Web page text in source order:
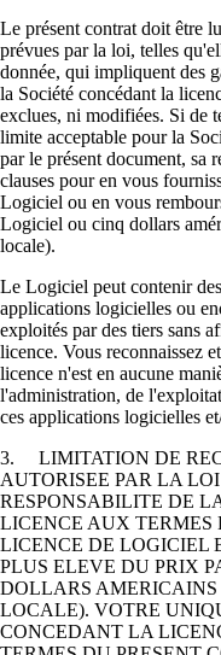
Le présent contrat doit être
prévues par la loi, telles
donnée, qui impliquent des
la Société concédant la
exclues, ni modifiées. Si de
limite acceptable pour la
par le présent document, sa
clauses pour en vous
Logiciel ou en vous
Logiciel ou cinq dollars
locale).
Le Logiciel peut contenir
applications logicielles ou
exploités par des tiers sans
licence. Vous reconnaissez
licence n'est en aucune
l'administration, de
ces applications logicielles
3. LIMITATION DE
AUTORISEE PAR LA
RESPONSABILITE DE
LICENCE AUX TERMES
LICENCE DE LOGICIEL
PLUS ELEVE DU PRIX
DOLLARS
LOCALE). VOTRE
CONCEDANT LA